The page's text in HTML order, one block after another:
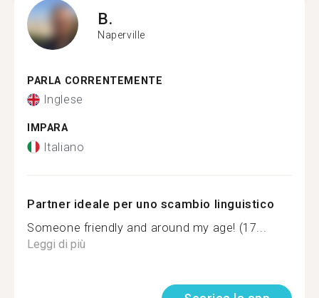
B.
Naperville
PARLA CORRENTEMENTE
Inglese
IMPARA
Italiano
Partner ideale per uno scambio linguistico
Someone friendly and around my age! (17...
Leggi di più